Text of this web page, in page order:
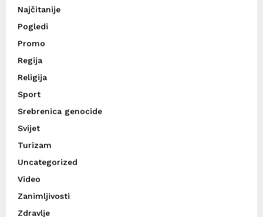
Najčitanije
Pogledi
Promo
Regija
Religija
Sport
Srebrenica genocide
Svijet
Turizam
Uncategorized
Video
Zanimljivosti
Zdravlje